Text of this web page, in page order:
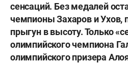
сенсаций. Без медалей
чемпионы Захаров и Ухов,
прыгун в высоту. Только
олимпийского чемпиона
олимпийского призера